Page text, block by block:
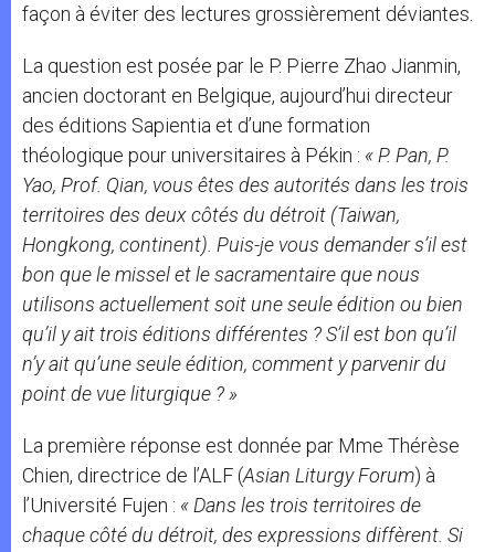
façon à éviter des lectures grossièrement déviantes.
La question est posée par le P. Pierre Zhao Jianmin,
ancien doctorant en Belgique, aujourd’hui directeur
des éditions Sapientia et d’une formation
théologique pour universitaires à Pékin : « P. Pan, P.
Yao, Prof. Qian, vous êtes des autorités dans les trois
territoires des deux côtés du détroit (Taiwan,
Hongkong, continent). Puis-je vous demander s’il est
bon que le missel et le sacramentaire que nous
utilisons actuellement soit une seule édition ou bien
qu’il y ait trois éditions différentes ? S’il est bon qu’il
n’y ait qu’une seule édition, comment y parvenir du
point de vue liturgique ? »
La première réponse est donnée par Mme Thérèse
Chien, directrice de l’ALF (Asian Liturgy Forum) à
l’Université Fujen : « Dans les trois territoires de
chaque côté du détroit, des expressions diffèrent. Si